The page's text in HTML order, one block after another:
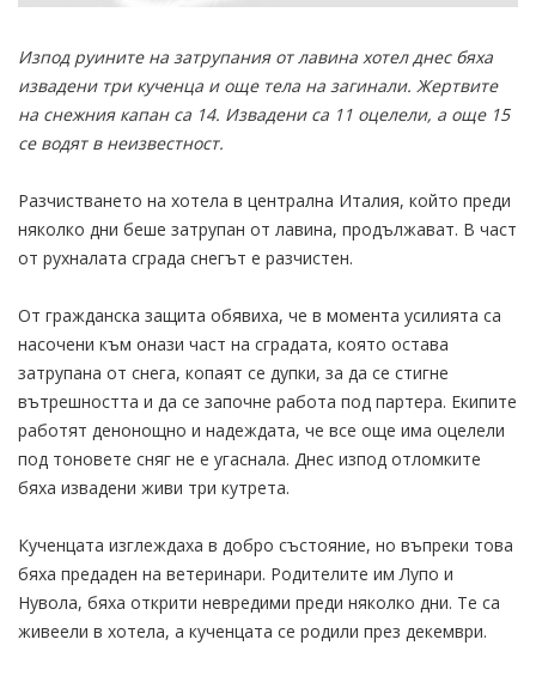
Изпод руините на затрупания от лавина хотел днес бяха
извадени три кученца и още тела на загинали. Жертвите
на снежния капан са 14. Извадени са 11 оцелели, а още 15
се водят в неизвестност.
Разчистването на хотела в централна Италия, който преди
няколко дни беше затрупан от лавина, продължават. В част
от рухналата сграда снегът е разчистен.
От гражданска защита обявиха, че в момента усилията са
насочени към онази част на сградата, която остава
затрупана от снега, копаят се дупки, за да се стигне
вътрешността и да се започне работа под партера. Екипите
работят денонощно и надеждата, че все още има оцелели
под тоновете сняг не е угаснала. Днес изпод отломките
бяха извадени живи три кутрета.
Кученцата изглеждаха в добро състояние, но въпреки това
бяха предаден на ветеринари. Родителите им Лупо и
Нувола, бяха открити невредими преди няколко дни. Те са
живеели в хотела, а кученцата се родили през декември.